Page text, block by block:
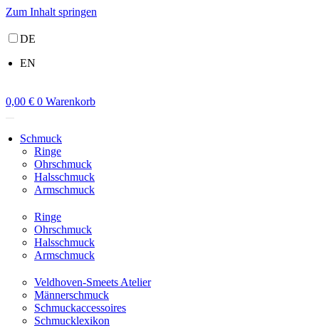
Zum Inhalt springen
DE
EN
0,00 € 0 Warenkorb
Schmuck
Ringe
Ohrschmuck
Halsschmuck
Armschmuck
Ringe
Ohrschmuck
Halsschmuck
Armschmuck
Veldhoven-Smeets Atelier
Männerschmuck
Schmuckaccessoires
Schmucklexikon